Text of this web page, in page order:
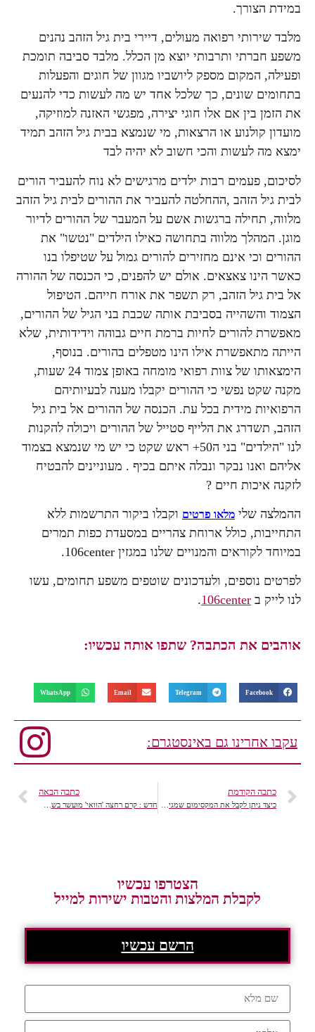
במידת הצורך.
מלבד שירותי רפואה מעולים, דיירי בית גיל הזהב נהנים
משפע חברתי ותרבותי יוצא מן הכלל. מלבד סביבה תומכת
ופעילה, המקום מספק ליושביו מגוון של חוגים והפעלות
בתחומים שונים, כך שלכל אחד יש מה לעשות כדי להנעים
את הזמן בין אם אלו חוגי יצירה, מפגשי האזנה למוזיקה,
מועדון קולנוע או הרצאות, מי שנמצא בבית גיל הזהב תמיד
ימצא מה לעשות והכי חשוב לא יהיה לבד
לסיכום, פעמים רבות ילדים מרגישים לא נוח להעביר הורים
לבית גיל הזהב ,ההחלטה להעביר את ההורים לבית גיל הזהב
מלווה, תחילה ברגשות אשם על המעבר של ההורים לדיור
מוגן. המהלך מלווה בתחושה כאילו הילדים "נטשו" את
ההורים וכי אינם מחזירים להורים גמול על שטיפלו בנו
כאשר הינו צאצאים. אולם יש להפנים, כי הכנסה של ההורה
אל בית גיל הזהב, רק תשפר את אורח חייהם. הטיפול
הצמוד והשהייה בסביבת אותה שכבת בני הגיל של ההורים,
מאפשרת להורים לחיות ברמת חיים גבוהה וידידותית, שלא
הייתה מתאפשרת אילו הינו מטפלים בהורים. בנוסף,
הימצאותו של צוות רפואי מומחה באופן צמוד 24 שעות,
מקנה שקט נפשי כי ההורים יקבלו מענה לבעיותיהם
הרפואיות מידית בכל עת. הכנסה של ההורים אל בית גיל
הזהב, תשדרג את הלייף סטייל של ההורים ויכולה להקנות
לנו "הילדים" בני ה50+ ראש שקט כי יש מי שנמצא בצמוד
אליהם ואנו נבקר ונבלה איתם בכיף . מעוניינים להבטיח
לזקנה איכות חיים ?
ההמלצה שלי מלאו פרטים וקבלו ביקור התרשמות ללא
התחייבות, כולל ארוחת צהריים במסעדת כפות תמרים
במיוחד לקוראים והמנויים שלנו במגזין 106center.
לפרטים נוספים, ולעדכונים שוטפים משפע תחומים, עשו
לנו לייק ב 106center
.
אוהבים את הכתבה? שתפו אותה עכשיו:
Facebook
Telegram
Email
WhatsApp
עקבו אחרינו גם באינסטגרם:
כתבה הקודמת כתבה הבאה
הצטרפו עכשיו
לקבלת המלצות והטבות ישירות למייל
הרשם עכשיו